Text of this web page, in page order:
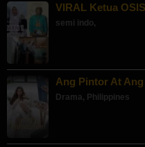
VIRAL Ketua
semi indo,
Ang Pintor At
Drama, Philippines